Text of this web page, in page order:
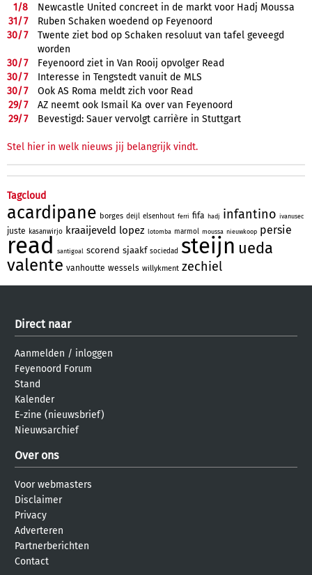
1/8
Newcastle United concreet in de markt voor Hadj Moussa
31/7
Ruben Schaken woedend op Feyenoord
30/7
Twente ziet bod op Schaken resoluut van tafel geveegd
worden
30/7
Feyenoord ziet in Van Rooij opvolger Read
30/7
Interesse in Tengstedt vanuit de MLS
30/7
Ook AS Roma meldt zich voor Read
29/7
AZ neemt ook Ismail Ka over van Feyenoord
29/7 Bevestigd: Sauer vervolgt carrière in Stuttgart
Stel hier in welk nieuws jij belangrijk vindt.
Tagcloud
acardipane borges deijl elsenhout ferri fifa hadj infantino ivanusec
juste kasanwirjo kraaijeveld lopez lotomba marmol moussa nieuwkoop persie
read santigoal scorend sjaakf sociedad steijn ueda
valente vanhoutte wessels willykment zechiel
Direct naar
Aanmelden / inloggen
Feyenoord Forum
Stand
Kalender
E-zine (nieuwsbrief)
Nieuwsarchief
Over ons
Voor webmasters
Disclaimer
Privacy
Adverteren
Partnerberichten
Contact